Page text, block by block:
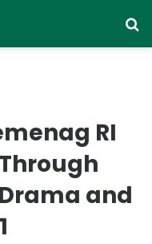
RI
and